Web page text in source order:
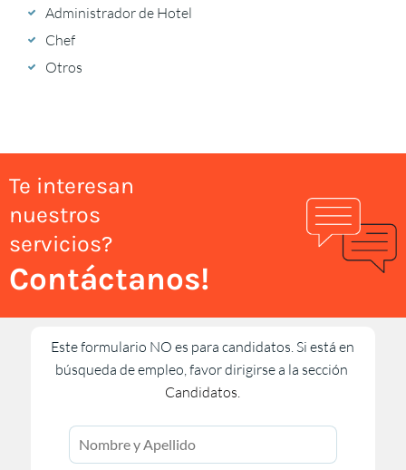
Administrador de Hotel
Chef
Otros
Te interesan
nuestros
servicios?
Contáctanos!
Este formulario NO es para candidatos. Si está en
búsqueda de empleo, favor dirigirse a la sección
Candidatos.